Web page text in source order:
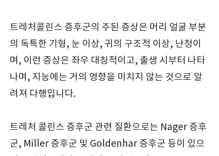
트레처콜린스 증후군의 주된 증상은 머리 얼굴 부분
의 독특한 기형, 눈 이상, 귀의 구조적 이상, 난청이
며, 이런 증상은 좌우 대칭적이고, 출생 시부터 나타
나며, 지능에는 거의 영향을 미치지 않는 것으로 알
려져 다행입니다.
트레처 콜린스 증후군 관련 질환으로는 Nager 증후
군, Miller 증후군 및 Goldenhar 증후군 등이 있으